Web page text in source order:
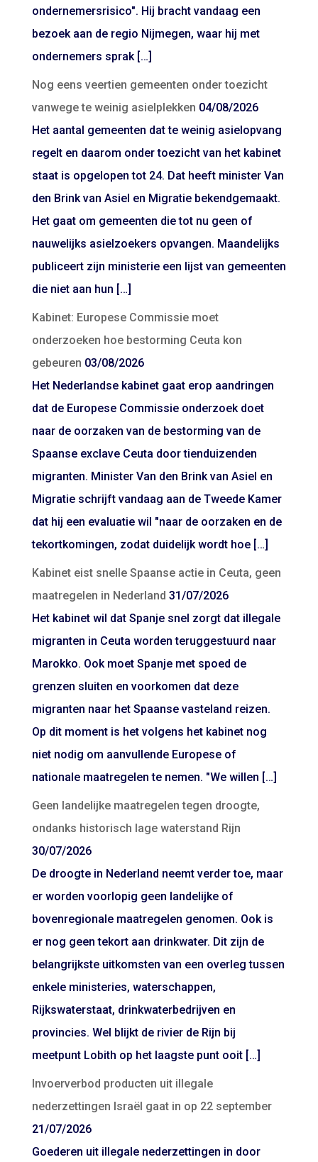
ondernemersrisico". Hij bracht vandaag een
bezoek aan de regio Nijmegen, waar hij met
ondernemers sprak […]
Nog eens veertien gemeenten onder toezicht
vanwege te weinig asielplekken 04/08/2026
Het aantal gemeenten dat te weinig asielopvang
regelt en daarom onder toezicht van het kabinet
staat is opgelopen tot 24. Dat heeft minister Van
den Brink van Asiel en Migratie bekendgemaakt.
Het gaat om gemeenten die tot nu geen of
nauwelijks asielzoekers opvangen. Maandelijks
publiceert zijn ministerie een lijst van gemeenten
die niet aan hun […]
Kabinet: Europese Commissie moet
onderzoeken hoe bestorming Ceuta kon
gebeuren 03/08/2026
Het Nederlandse kabinet gaat erop aandringen
dat de Europese Commissie onderzoek doet
naar de oorzaken van de bestorming van de
Spaanse exclave Ceuta door tienduizenden
migranten. Minister Van den Brink van Asiel en
Migratie schrijft vandaag aan de Tweede Kamer
dat hij een evaluatie wil "naar de oorzaken en de
tekortkomingen, zodat duidelijk wordt hoe […]
Kabinet eist snelle Spaanse actie in Ceuta, geen
maatregelen in Nederland 31/07/2026
Het kabinet wil dat Spanje snel zorgt dat illegale
migranten in Ceuta worden teruggestuurd naar
Marokko. Ook moet Spanje met spoed de
grenzen sluiten en voorkomen dat deze
migranten naar het Spaanse vasteland reizen.
Op dit moment is het volgens het kabinet nog
niet nodig om aanvullende Europese of
nationale maatregelen te nemen. "We willen […]
Geen landelijke maatregelen tegen droogte,
ondanks historisch lage waterstand Rijn
30/07/2026
De droogte in Nederland neemt verder toe, maar
er worden voorlopig geen landelijke of
bovenregionale maatregelen genomen. Ook is
er nog geen tekort aan drinkwater. Dit zijn de
belangrijkste uitkomsten van een overleg tussen
enkele ministeries, waterschappen,
Rijkswaterstaat, drinkwaterbedrijven en
provincies. Wel blijkt de rivier de Rijn bij
meetpunt Lobith op het laagste punt ooit […]
Invoerverbod producten uit illegale
nederzettingen Israël gaat in op 22 september
21/07/2026
Goederen uit illegale nederzettingen in door